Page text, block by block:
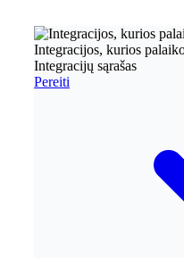
Integracijos, kurios
Integracijų sąrašas
Pereiti